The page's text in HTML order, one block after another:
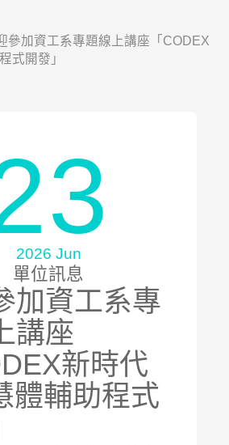
參加資工系專題線上講座「CODEX
式開發」
2026 Jun
單位訊息
加資工系專
講座
新時代
體輔助程式